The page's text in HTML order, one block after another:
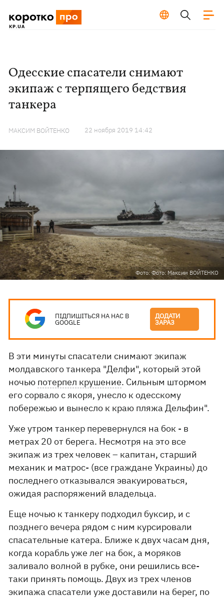
Одесские спасатели снимают
экипаж с терпящего бедствия
танкера
МАКСИМ ВОЙТЕНКО 22 ноября 2019 14:42
Фото: Фото: Максим ВОЙТЕНКО
ПІДПИШІТЬСЯ НА НАС В
GOOGLE
ДОДАТИ
ЗАРАЗ
В эти минуты спасатели снимают экипаж
молдавского танкера "Делфи", который этой
ночью потерпел крушение. Сильным штормом
его сорвало с якоря, унесло к одесскому
побережью и вынесло к краю пляжа Дельфин".
Уже утром танкер перевернулся на бок - в
метрах 20 от берега. Несмотря на это все
экипаж из трех человек – капитан, старший
механик и матрос- (все граждане Украины) до
последнего отказывался эвакуироваться,
ожидая распоряжений владельца.
Еще ночью к танкеру подходил буксир, и с
позднего вечера рядом с ним курсировали
спасательные катера. Ближе к двух часам дня,
когда корабль уже лег на бок, а моряков
заливало волной в рубке, они решились все-
таки принять помощь. Двух из трех членов
экипажа спасатели уже доставили на берег, по